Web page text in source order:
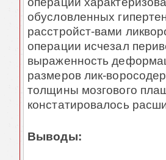
обусловленных
расстройст-вами
операции исчезал
выраженность
размеров лик-
толщины мозгового
констатировалось
Выводы: